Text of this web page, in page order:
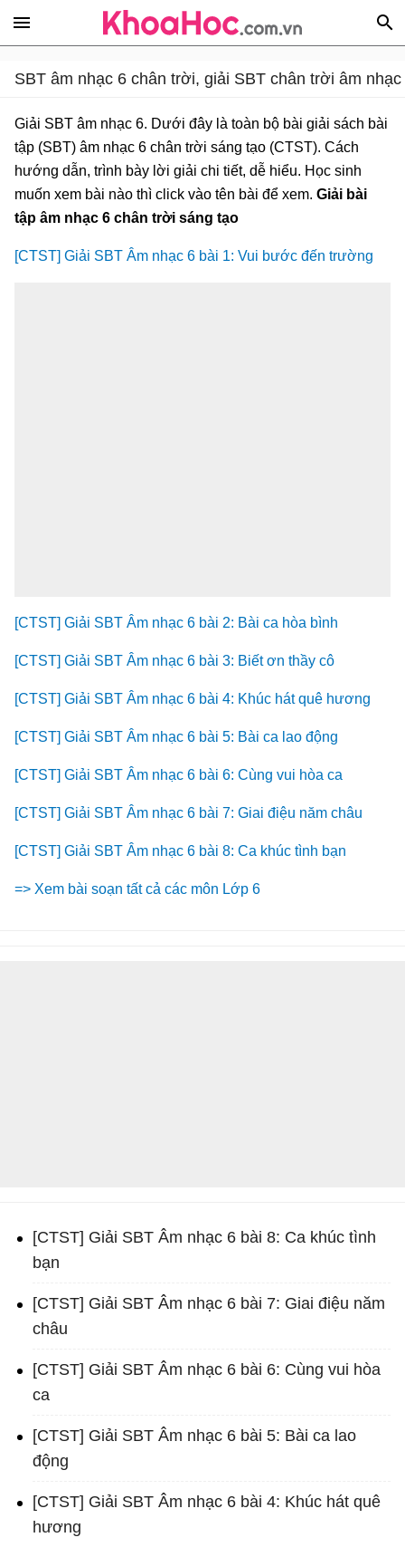
SBT âm nhạc 6 chân trời, giải SBT chân trời âm
Giải SBT âm nhạc 6. Dưới đây là toàn bộ bài giải sách bài
tập (SBT) âm nhạc 6 chân trời sáng tạo (CTST). Cách
hướng dẫn, trình bày lời giải chi tiết, dễ hiểu. Học sinh
muốn xem bài nào thì click vào tên bài để xem. Giải bài
tập âm nhạc 6 chân trời sáng tạo
[CTST] Giải SBT Âm nhạc 6 bài 1: Vui bước đến trường
[CTST] Giải SBT Âm nhạc 6 bài 2: Bài ca hòa bình
[CTST] Giải SBT Âm nhạc 6 bài 3: Biết ơn thầy cô
[CTST] Giải SBT Âm nhạc 6 bài 4: Khúc hát quê hương
[CTST] Giải SBT Âm nhạc 6 bài 5: Bài ca lao động
[CTST] Giải SBT Âm nhạc 6 bài 6: Cùng vui hòa ca
[CTST] Giải SBT Âm nhạc 6 bài 7: Giai điệu năm châu
[CTST] Giải SBT Âm nhạc 6 bài 8: Ca khúc tình bạn
=> Xem bài soạn tất cả các môn Lớp 6
[CTST] Giải SBT Âm nhạc 6 bài 8: Ca khúc tình
bạn
[CTST] Giải SBT Âm nhạc 6 bài 7: Giai điệu năm
châu
[CTST] Giải SBT Âm nhạc 6 bài 6: Cùng vui hòa
ca
[CTST] Giải SBT Âm nhạc 6 bài 5: Bài ca lao
động
[CTST] Giải SBT Âm nhạc 6 bài 4: Khúc hát quê
hương